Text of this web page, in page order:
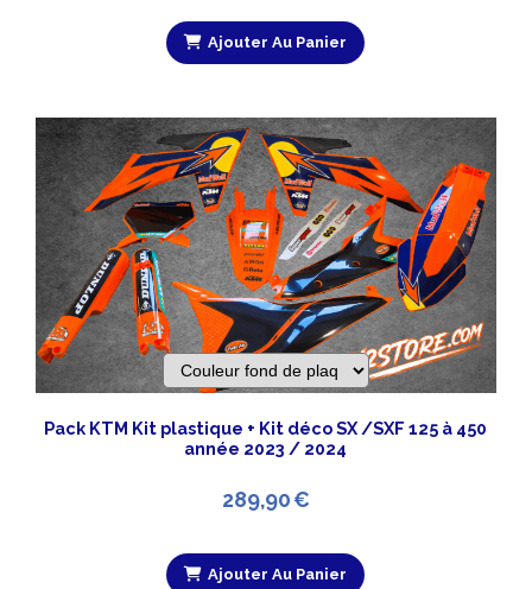
Ajouter Au Panier
Pack KTM Kit plastique + Kit déco SX /SXF 125 à 450
année 2023 / 2024
289,90€
Ajouter Au Panier